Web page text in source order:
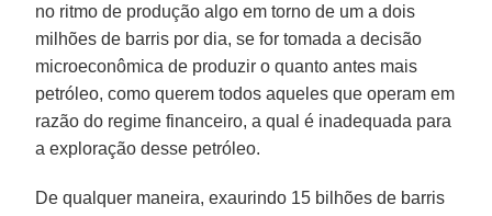
no ritmo de produção algo em torno de um a dois
milhões de barris por dia, se for tomada a decisão
microeconômica de produzir o quanto antes mais
petróleo, como querem todos aqueles que operam em
razão do regime financeiro, a qual é inadequada para
a exploração desse petróleo.
De qualquer maneira, exaurindo 15 bilhões de barris